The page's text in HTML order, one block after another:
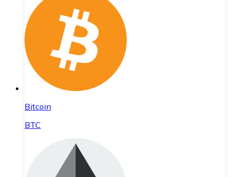
Bitcoin
BTC